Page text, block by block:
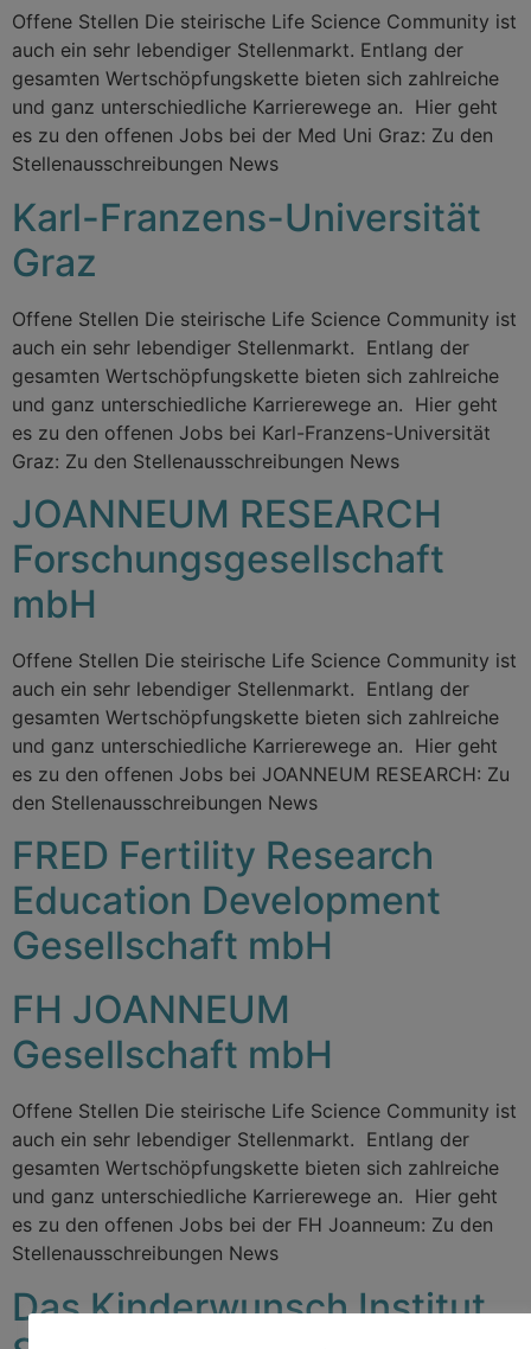
Offene Stellen Die steirische Life Science Community ist
auch ein sehr lebendiger Stellenmarkt. Entlang der
gesamten Wertschöpfungskette bieten sich zahlreiche
und ganz unterschiedliche Karrierewege an. Hier geht
es zu den offenen Jobs bei der Med Uni Graz: Zu den
Stellenausschreibungen News
Karl-Franzens-Universität
Graz
Offene Stellen Die steirische Life Science Community ist
auch ein sehr lebendiger Stellenmarkt. Entlang der
gesamten Wertschöpfungskette bieten sich zahlreiche
und ganz unterschiedliche Karrierewege an. Hier geht
es zu den offenen Jobs bei Karl-Franzens-Universität
Graz: Zu den Stellenausschreibungen News
JOANNEUM RESEARCH
Forschungsgesellschaft
mbH
Offene Stellen Die steirische Life Science Community ist
auch ein sehr lebendiger Stellenmarkt. Entlang der
gesamten Wertschöpfungskette bieten sich zahlreiche
und ganz unterschiedliche Karrierewege an. Hier geht
es zu den offenen Jobs bei JOANNEUM RESEARCH: Zu
den Stellenausschreibungen News
FRED Fertility Research
Education Development
Gesellschaft mbH
FH JOANNEUM
Gesellschaft mbH
Offene Stellen Die steirische Life Science Community ist
auch ein sehr lebendiger Stellenmarkt. Entlang der
gesamten Wertschöpfungskette bieten sich zahlreiche
und ganz unterschiedliche Karrierewege an. Hier geht
es zu den offenen Jobs bei der FH Joanneum: Zu den
Stellenausschreibungen News
Das Kinderwunsch Institut